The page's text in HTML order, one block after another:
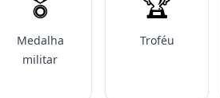
Medalha
militar
Troféu